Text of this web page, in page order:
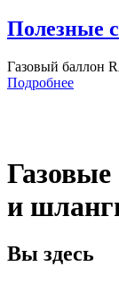
Полезные
Газовый баллон
Подробнее
и
Вы здесь